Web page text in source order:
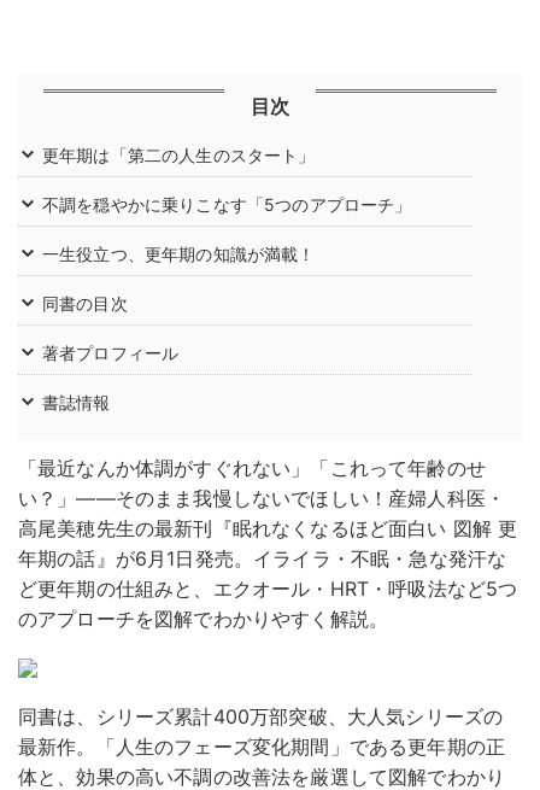
目次
更年期は「第二の人生のスタート」
不調を穏やかに乗りこなす「5つのアプローチ」
一生役立つ、更年期の知識が満載！
同書の目次
著者プロフィール
書誌情報
「最近なんか体調がすぐれない」「これって年齢のせ
い？」——そのまま我慢しないでほしい！産婦人科医・
高尾美穂先生の最新刊『眠れなくなるほど面白い 図解 更
年期の話』が6月1日発売。イライラ・不眠・急な発汗な
ど更年期の仕組みと、エクオール・HRT・呼吸法など5つ
のアプローチを図解でわかりやすく解説。
同書は、シリーズ累計400万部突破、大人気シリーズの
最新作。「人生のフェーズ変化期間」である更年期の正
体と、効果の高い不調の改善法を厳選して図解でわかり